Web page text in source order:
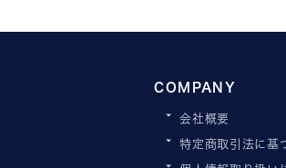
COMPANY
会社概要
特定商取引法に基